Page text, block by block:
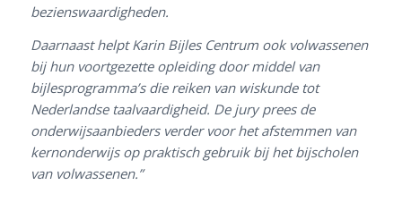
bezienswaardigheden.
Daarnaast helpt Karin Bijles Centrum ook volwassenen
bij hun voortgezette opleiding door middel van
bijlesprogramma’s die reiken van wiskunde tot
Nederlandse taalvaardigheid. De jury prees de
onderwijsaanbieders verder voor het afstemmen van
kernonderwijs op praktisch gebruik bij het bijscholen
van volwassenen.”